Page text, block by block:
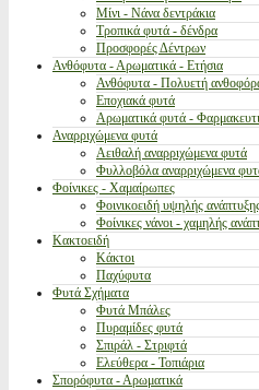
Μίνι - Νάνα δεντράκια
Τροπικά φυτά - δένδρα
Προσφορές Δέντρων
Ανθόφυτα - Αρωματικά - Ετήσια
Ανθόφυτα - Πολυετή
Εποχιακά φυτά
Αρωματικά φυτά -
Αναρριχώμενα φυτά
Αειθαλή αναρριχώμενα φυτά
Φυλλοβόλα αναρριχώμενα
Φοίνικες - Χαμαίρωπες
Φοινικοειδή υψηλής
Φοίνικες νάνοι - χαμηλής
Κακτοειδή
Κάκτοι
Παχύφυτα
Φυτά Σχήματα
Φυτά Μπάλες
Πυραμίδες φυτά
Σπιράλ - Στριφτά
Ελεύθερα - Τοπιάρια
Σπορόφυτα - Αρωματικά